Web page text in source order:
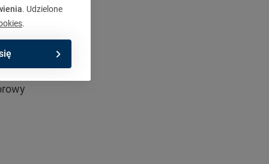
. Udzielone
.